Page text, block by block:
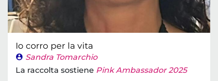
Io corro per la vita
Sandra Tomarchio
La raccolta sostiene Pink Ambassador 2025